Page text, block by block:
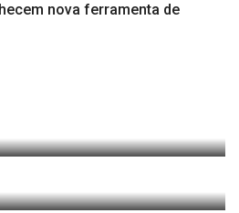
nova ferramenta de